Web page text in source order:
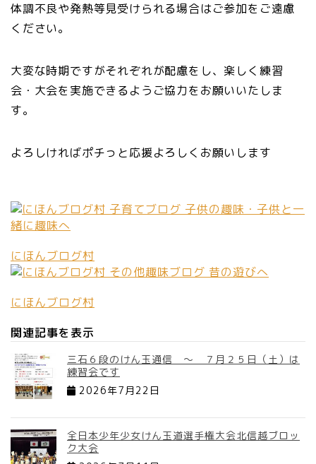
体調不良や発熱等見受けられる場合はご参加をご遠慮
ください。
大変な時期ですがそれぞれが配慮をし、楽しく練習
会・大会を実施できるようご協力をお願いいたしま
す。
よろしければポチっと応援よろしくお願いします
にほんブログ村
にほんブログ村
関連記事を表示
三石６段のけん玉通信 ～ ７月２５日（土）は
練習会です
2026年7月22日
全日本少年少女けん玉道選手権大会北信越ブロッ
ク大会